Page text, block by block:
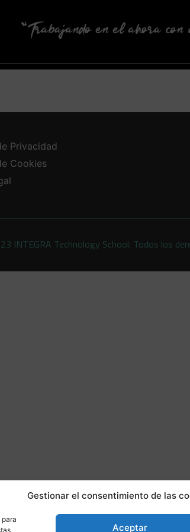
Gestionar el consentimiento de las
Aceptar
Privacidad
Cookies
INTEGRA Technology School. Todos los